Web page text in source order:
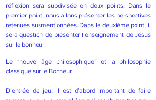
réflexion sera subdivisée en deux points. Dans le
premier point, nous allons présenter les perspectives
retenues susmentionnées. Dans le deuxième point, il
sera question de présenter l’enseignement de Jésus
sur le bonheur.
Le “nouvel âge philosophique” et la philosophie
classique sur le Bonheur
D’entrée de jeu, il est d’abord important de faire